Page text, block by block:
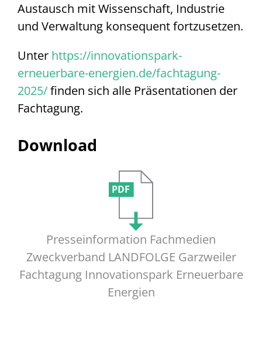
Austausch mit Wissenschaft, Industrie
und Verwaltung konsequent fortzusetzen.
Unter https://innovationspark-
erneuerbare-energien.de/fachtagung-
2025/finden sich alle Präsentationen der
Fachtagung.
Download
PDF
Presseinformation Fachmedien
Zweckverband LANDFOLGE Garzweiler
Fachtagung Innovationspark Erneuerbare
Energien